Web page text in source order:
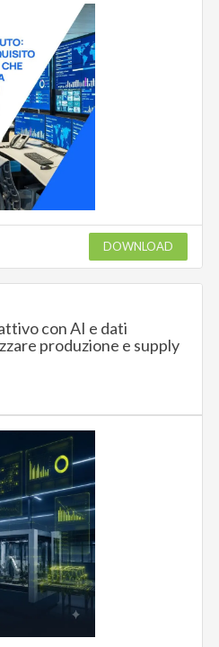
DOWNLOAD
con AI e dati
produzione e supply